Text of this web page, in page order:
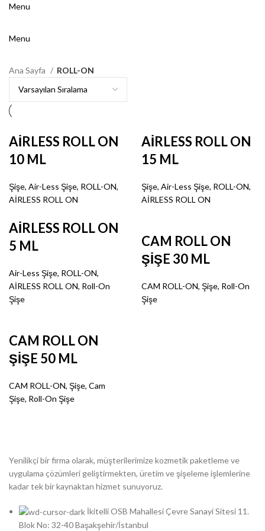
Menu
Menu
Ana Sayfa ROLL-ON
AİRLESS ROLL ON
10 ML
Şişe, Air-Less Şişe, ROLL-ON,
AİRLESS ROLL ON
AİRLESS ROLL ON
15 ML
Şişe, Air-Less Şişe, ROLL-ON,
AİRLESS ROLL ON
AİRLESS ROLL ON
5 ML
Air-Less Şişe, ROLL-ON,
AİRLESS ROLL ON, Roll-On
Şişe
CAM ROLL ON
ŞİŞE 30 ML
CAM ROLL-ON, Şişe, Roll-On
Şişe
CAM ROLL ON
ŞİŞE 50 ML
CAM ROLL-ON, Şişe, Cam
Şişe, Roll-On Şişe
Yenilikçi bir firma olarak, müşterilerimize kozmetik paketleme ve
uygulama çözümleri geliştirmekten, üretim ve şişeleme işlemlerine
kadar tek bir kaynaktan hizmet sunuyoruz.
İkitelli OSB Mahallesi Çevre Sanayi Sitesi 11.
Blok No: 32-40 Başakşehir/İstanbul